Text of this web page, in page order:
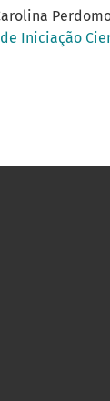
Iniciação